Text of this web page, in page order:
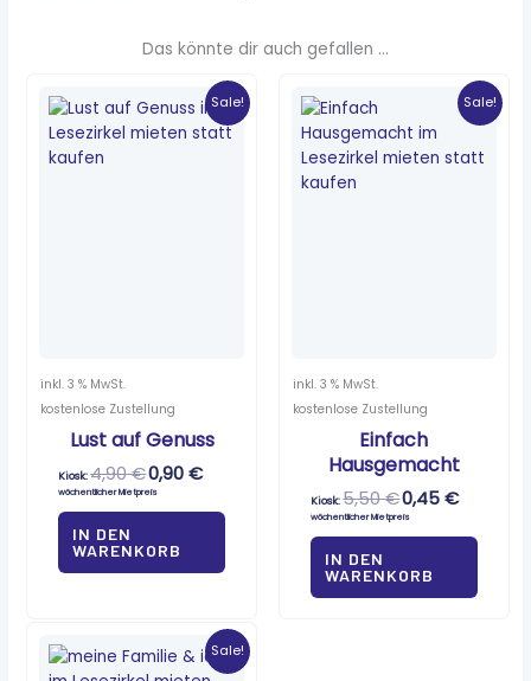
Das könnte dir auch gefallen …
Sale!
inkl. 3 % MwSt.
kostenlose Zustellung
Lust auf Genuss
Kiosk:4,90€
Ursprünglicher
war:
0,90€
Aktueller
Preis
ist:
0,90 €.
wöchentlicher Mietpreis
IN DEN
WARENKORB
Sale!
inkl. 3 % MwSt.
kostenlose Zustellung
Einfach
Hausgemacht
Kiosk:5,50€
Ursprünglicher
0,45€
Aktueller
Preis
ist:
0,45 €.
wöchentlicher Mietpreis
IN DEN
WARENKORB
Sale!
Ursprünglicher
war:
3,90 €
Aktueller
Preis
ist:
0,70 €.